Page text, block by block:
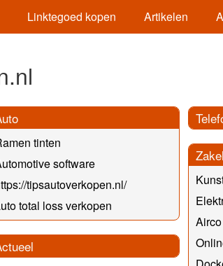
Linktegoed kopen Artikelen
tinten
software
tipsautoverkopen.nl/
total loss verkopen